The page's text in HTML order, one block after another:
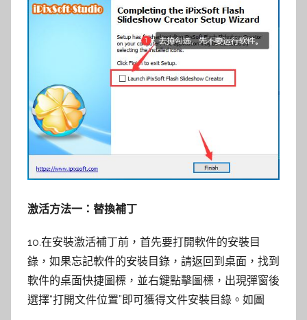
激活方法一：替換補丁
10.在安裝激活補丁前，首先要打開軟件的安裝目
錄，如果忘記軟件的安裝目錄，請返回到桌面，找到
軟件的桌面快捷圖標，並右鍵點擊圖標，出現彈窗後
選擇“打開文件位置”即可獲得文件安裝目錄。如圖